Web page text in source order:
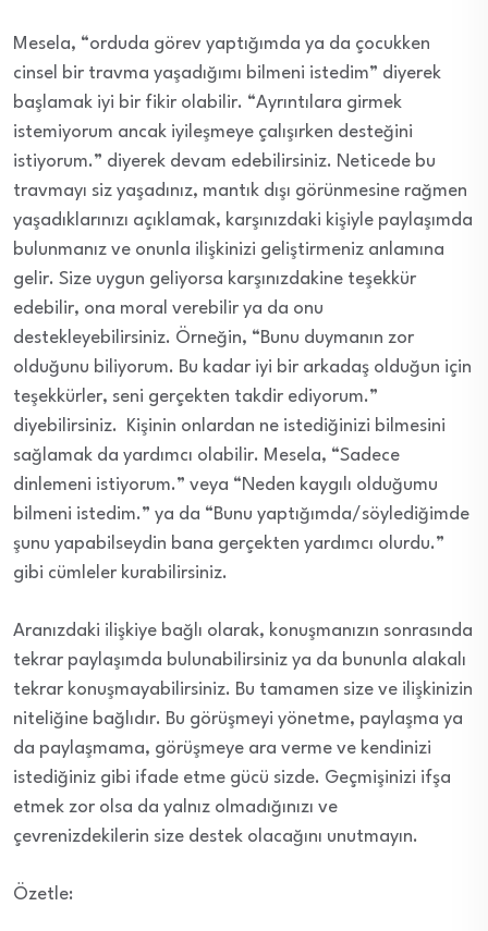
Mesela, “orduda görev yaptığımda ya da çocukken
cinsel bir travma yaşadığımı bilmeni istedim” diyerek
başlamak iyi bir fikir olabilir. “Ayrıntılara girmek
istemiyorum ancak iyileşmeye çalışırken desteğini
istiyorum.” diyerek devam edebilirsiniz. Neticede bu
travmayı siz yaşadınız, mantık dışı görünmesine rağmen
yaşadıklarınızı açıklamak, karşınızdaki kişiyle paylaşımda
bulunmanız ve onunla ilişkinizi geliştirmeniz anlamına
gelir. Size uygun geliyorsa karşınızdakine teşekkür
edebilir, ona moral verebilir ya da onu
destekleyebilirsiniz. Örneğin, “Bunu duymanın zor
olduğunu biliyorum. Bu kadar iyi bir arkadaş olduğun için
teşekkürler, seni gerçekten takdir ediyorum.”
diyebilirsiniz. Kişinin onlardan ne istediğinizi bilmesini
sağlamak da yardımcı olabilir. Mesela, “Sadece
dinlemeni istiyorum.” veya “Neden kaygılı olduğumu
bilmeni istedim.” ya da “Bunu yaptığımda/söylediğimde
şunu yapabilseydin bana gerçekten yardımcı olurdu.”
gibi cümleler kurabilirsiniz.
Aranızdaki ilişkiye bağlı olarak, konuşmanızın sonrasında
tekrar paylaşımda bulunabilirsiniz ya da bununla alakalı
tekrar konuşmayabilirsiniz. Bu tamamen size ve ilişkinizin
niteliğine bağlıdır. Bu görüşmeyi yönetme, paylaşma ya
da paylaşmama, görüşmeye ara verme ve kendinizi
istediğiniz gibi ifade etme gücü sizde. Geçmişinizi ifşa
etmek zor olsa da yalnız olmadığınızı ve
çevrenizdekilerin size destek olacağını unutmayın.
Özetle: